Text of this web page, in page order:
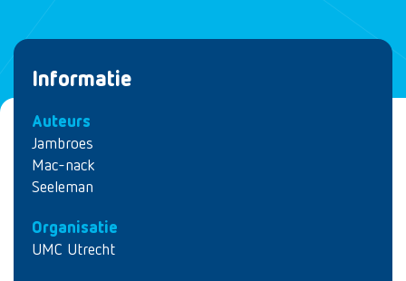
Informatie
Auteurs
Jambroes
Mac-nack
Seeleman
Organisatie
UMC Utrecht